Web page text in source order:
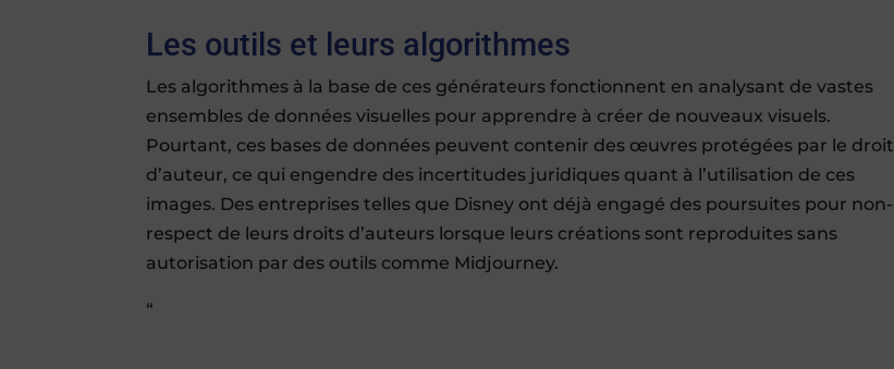
Les outils et leurs algorithmes
Les algorithmes à la base de ces générateurs fonctionnent en analysant de vastes
ensembles de données visuelles pour apprendre à créer de nouveaux visuels.
Pourtant, ces bases de données peuvent contenir des œuvres protégées par le droit
d’auteur, ce qui engendre des incertitudes juridiques quant à l’utilisation de ces
images. Des entreprises telles que Disney ont déjà engagé des poursuites pour non-
respect de leurs droits d’auteurs lorsque leurs créations sont reproduites sans
autorisation par des outils comme Midjourney.
“